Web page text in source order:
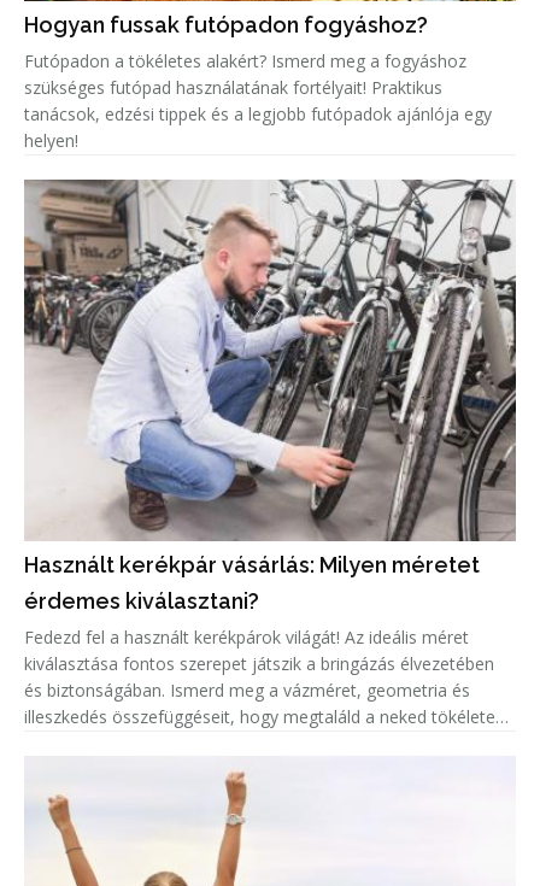
Hogyan fussak futópadon fogyáshoz?
Futópadon a tökéletes alakért? Ismerd meg a fogyáshoz
szükséges futópad használatának fortélyait! Praktikus
tanácsok, edzési tippek és a legjobb futópadok ajánlója egy
helyen!
Használt kerékpár vásárlás: Milyen méretet
érdemes kiválasztani?
Fedezd fel a használt kerékpárok világát! Az ideális méret
kiválasztása fontos szerepet játszik a bringázás élvezetében
és biztonságában. Ismerd meg a vázméret, geometria és
illeszkedés összefüggéseit, hogy megtaláld a neked tökéletes